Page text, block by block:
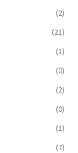
(2)
(21)
(1)
(0)
(2)
(0)
(1)
(7)